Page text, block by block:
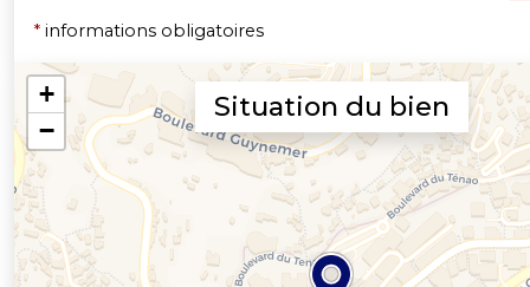
* informations obligatoires
Situation du bien